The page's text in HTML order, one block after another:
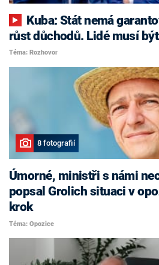
růst důchodů. Lidé musí
Téma: Rozhovor
8 fotografií
Úmorné, ministři s námi
popsal Grolich situaci v
krok
Téma: Opozice